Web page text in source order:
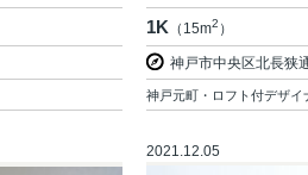
1K （15m2 ）
神戸市中央区北長狭
神戸元町・ロフト付デザイ
2021.12.05